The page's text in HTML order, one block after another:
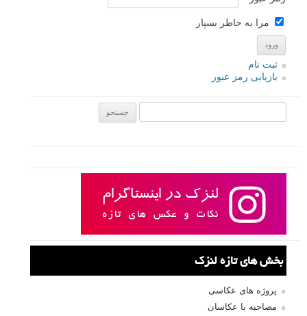
مرا به خاطر بسپار
ثبت نام
بازیابی رمز عبور
بخش های تازه لنزک
پروژه های عکاسی
مصاحبه با عکاسان